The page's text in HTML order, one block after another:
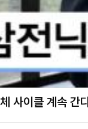
도체 사이클 계